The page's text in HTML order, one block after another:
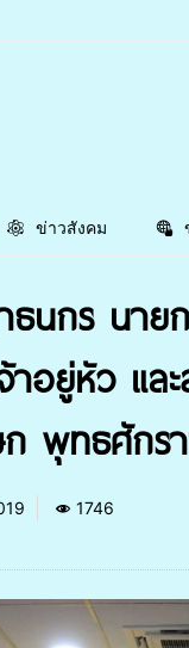
ข่าวสังคม
กร นายก
าอยู่หัว แล
ก พุทธศักร
1746